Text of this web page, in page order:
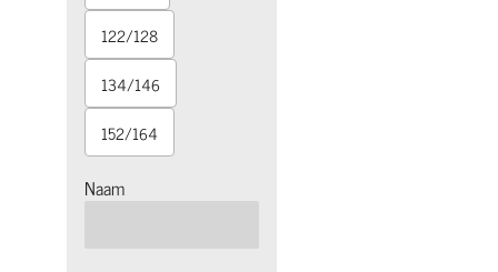
122/128
134/146
152/164
Naam